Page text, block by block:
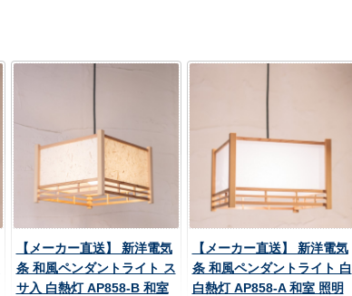
【メーカー直送】 新洋電気
条 和風ペンダントライト ス
サ入 白熱灯 AP858-B 和室
【メーカー直送】 新洋電気
条 和風ペンダントライト 白
白熱灯 AP858-A 和室 照明